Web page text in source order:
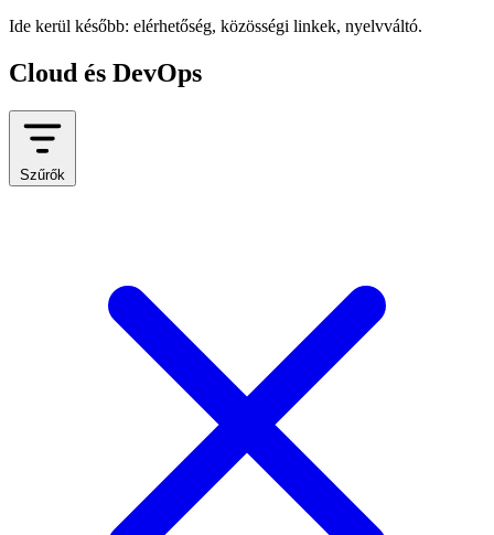
Ide kerül később: elérhetőség, közösségi linkek, nyelvváltó.
Cloud és DevOps
Szűrők